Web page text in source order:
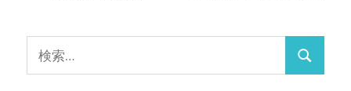
ィ
ン
ド
ゲ
ー
索:
検